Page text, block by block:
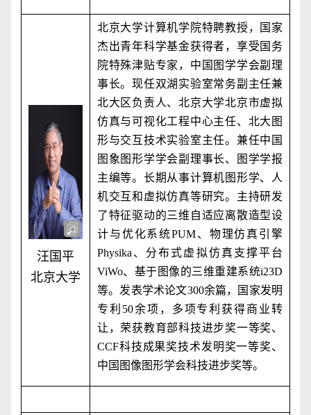
汪国平
北京大学
北京大学计算机学院特聘教授，国家
杰出青年科学基金获得者，享受国务
院特殊津贴专家，中国图学学会副理
事长。现任双湖实验室常务副主任兼
北大区负责人、北京大学北京市虚拟
仿真与可视化工程中心主任、北大图
形与交互技术实验室主任。兼任中国
图象图形学学会副理事长、图学学报
主编等。长期从事计算机图形学、人
机交互和虚拟仿真等研究。主持研发
了特征驱动的三维自适应离散造型设
计与优化系统PUM、物理仿真引擎
Physika 、分布式虚拟仿真支撑平台
ViWo、基于图像的三维重建系统i23D
等。发表学术论文300余篇，国家发明
专利 50余项，多项专利获得商业转
让，荣获教育部科技进步奖一等奖、
CCF科技成果奖技术发明奖一等奖、
中国图像图形学会科技进步奖等。